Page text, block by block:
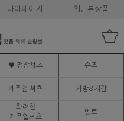
마이페이지 최근본상품
♥ 정장셔츠 슈즈
캐주얼 셔츠 가방&지갑
화려한
캐주얼셔츠
벨트